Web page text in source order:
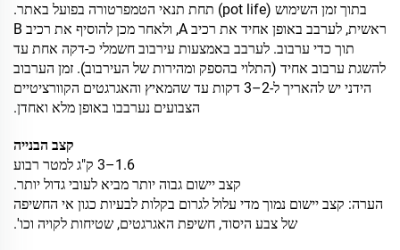
בתוך זמן השימוש (pot life) תחת תנאי הטמפרטורה בפועל באתר.
ראשית, לערבב באופן אחיד את רכיב A, ולאחר מכן להוסיף את רכיב B
תוך כדי ערבוב. לערבב באמצעות עירבוב חשמלי כ-דקה אחת עד
להשגת ערבוב אחיד (התלוי בהספק ומהירות של העירבוב). זמן הערבוב
הידני יש להאריך ל-2–3 דקות עד שהמאיץ והאגרגטים הקוורציטיים
הצבועים נערבבו באופן מלא ואחדן.
קצב הבנייה
1.6–3 ק"ג למטר רבוע
קצב יישום גבוה יותר מביא לעובי גדול יותר.
הערה: קצב יישום נמוך מדי עלול לגרום בקלות לבעיות כגון אי החשיפה
של צבע היסוד, חשיפת האגרגטים, שטיחות לקויה וכו'.